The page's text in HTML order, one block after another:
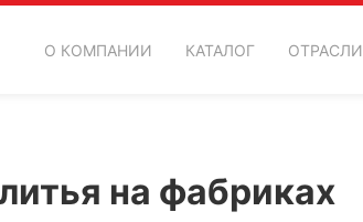
О КОМПАНИИ КАТАЛОГ ОТРАСЛИ
на фабриках